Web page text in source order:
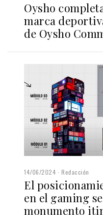
Oysho
marca
de Oysho
14/06/2024 Redacción
El
en el gaming
monumento